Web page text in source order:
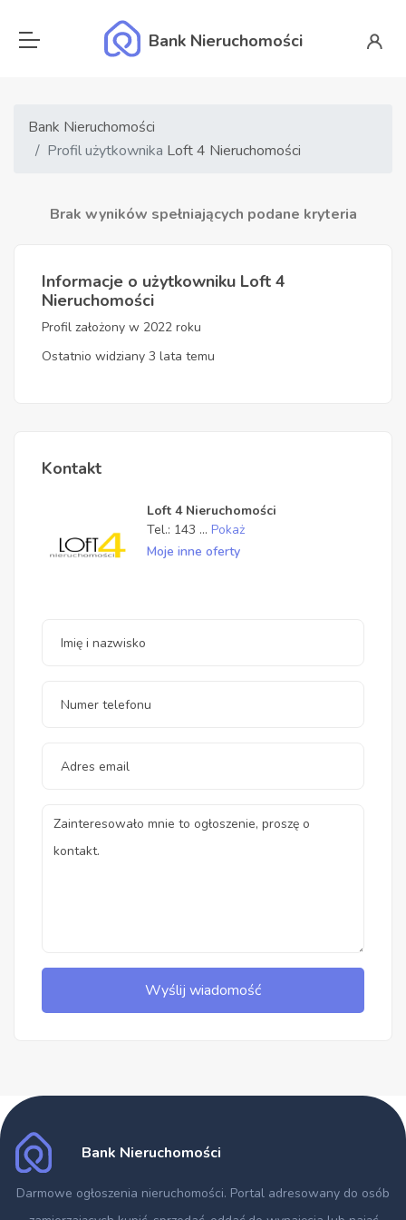
Bank Nieruchomości
Bank Nieruchomości
Profil użytkownika Loft 4 Nieruchomości
Brak wyników spełniających podane kryteria
Informacje o użytkowniku Loft 4
Nieruchomości
Profil założony w 2022 roku
Ostatnio widziany 3 lata temu
Kontakt
Loft 4 Nieruchomości
Tel.: 143 ... Pokaż
Moje inne oferty
Wyślij wiadomość
Bank Nieruchomości
Darmowe ogłoszenia nieruchomości. Portal adresowany do osób